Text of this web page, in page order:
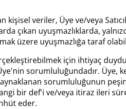
veriler, Üye ve/veya
çıkan uyuşmazlıklarda,
üzere uyuşmazlığa taraf
için ihtiyaç
sorumluluğundadır. Üye,
sorumluluğunun
bir def'i ve/veya itiraz ileri
eder.